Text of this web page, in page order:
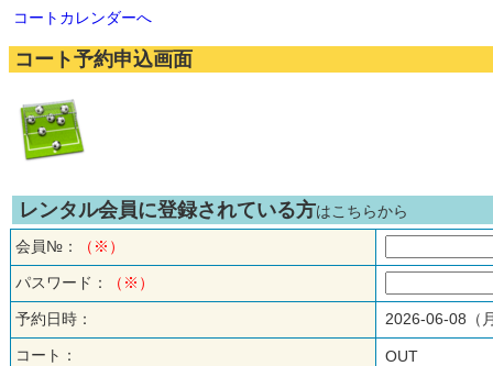
コートカレンダーへ
コート予約申込画面
レンタル会員に登録されている方はこちらから
会員№：
（※）
パスワード： （※）
予約日時： 2026-06-08
コート： OUT